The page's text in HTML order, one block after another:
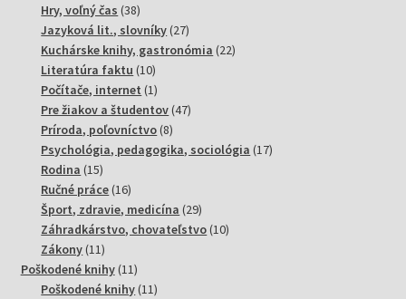
Hry, voľný čas 3838
produktov
Jazyková lit., slovníky 2727
produktov
Kuchárske knihy, gastronómia 2222
Literatúra faktu 1010
produktov
Počítače, internet 11
produkt
Pre žiakov a študentov 4747
Príroda, poľovníctvo 88
produktov
Psychológia, pedagogika, sociológia 1717
Rodina 1515
produktov
Ručné práce 1616
produktov
Šport, zdravie, medicína 2929
produktov
Záhradkárstvo, chovateľstvo 1010
Zákony 1111
produktov
Poškodené knihy 1111
produktov
Poškodené knihy 1111